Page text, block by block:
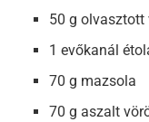
50 g olvasztott
1 evőkanál
70 g mazsola
70 g aszalt